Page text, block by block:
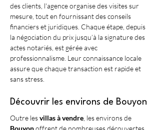
des clients, l'agence organise des visites sur
mesure, tout en fournissant des conseils
financiers et juridiques. Chaque étape, depuis
la négociation du prix jusqu’à la signature des
actes notariés, est gérée avec
professionnalisme. Leur connaissance locale
assure que chaque transaction est rapide et
sans stress.
Découvrir les environs de Bouyon
Outre les villas à vendre , les environs de
Bouyon offrent de nombreuses découvertes